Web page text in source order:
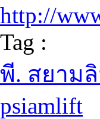
http://
Tag :
พี. สยาม
psiamlift